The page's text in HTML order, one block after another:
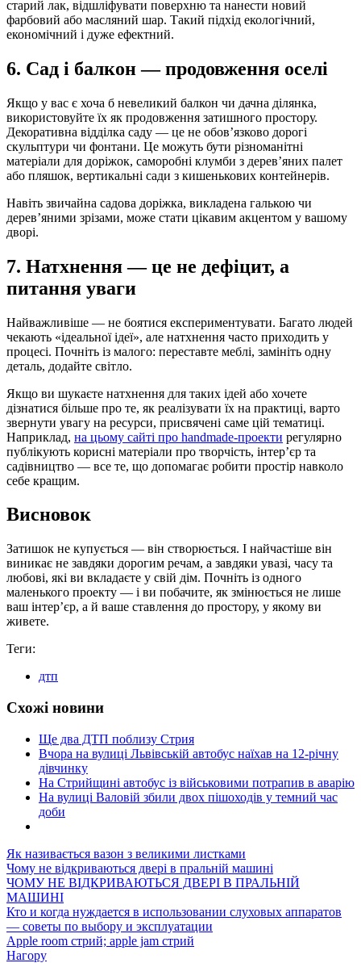
старий лак, відшліфувати поверхню та нанести новий
фарбовий або масляний шар. Такий підхід екологічний,
економічний і дуже ефектний.
6. Сад і балкон — продовження оселі
Якщо у вас є хоча б невеликий балкон чи дачна ділянка,
використовуйте їх як продовження затишного простору.
Декоративна відділка саду — це не обов’язково дорогі
скульптури чи фонтани. Це можуть бути різноманітні
матеріали для доріжок, саморобні клумби з дерев’яних палет
або пляшок, вертикальні сади з кишенькових контейнерів.
Навіть звичайна садова доріжка, викладена галькою чи
дерев’яними зрізами, може стати цікавим акцентом у вашому
дворі.
7. Натхнення — це не дефіцит, а
питання уваги
Найважливіше — не боятися експериментувати. Багато людей
чекають «ідеальної ідеї», але натхнення часто приходить у
процесі. Почніть із малого: переставте меблі, замініть одну
деталь, додайте світло.
Якщо ви шукаєте натхнення для таких ідей або хочете
дізнатися більше про те, як реалізувати їх на практиці, варто
звернути увагу на ресурси, присвячені саме цій тематиці.
Наприклад, на цьому сайті про handmade-проекти регулярно
публікують корисні матеріали про творчість, інтер’єр та
садівництво — все те, що допомагає робити простір навколо
себе кращим.
Висновок
Затишок не купується — він створюється. І найчастіше він
виникає не завдяки дорогим речам, а завдяки увазі, часу та
любові, які ви вкладаєте у свій дім. Почніть із одного
маленького проекту — і ви побачите, як змінюється не лише
ваш інтер’єр, а й ваше ставлення до простору, у якому ви
живете.
Теги:
дтп
Схожі новини
Ще два ДТП поблизу Стрия
Вчора на вулиці Львівській автобус наїхав на 12-річну
дівчинку
На Стрийщині автобус із військовими потрапив в аварію
На вулиці Валовій збили двох пішоходів у темний час
доби
Як називається вазон з великими листками
Чому не відкриваються двері в пральній машині
ЧОМУ НЕ ВІДКРИВАЮТЬСЯ ДВЕРІ В ПРАЛЬНІЙ
МАШИНІ
Кто и когда нуждается в использовании слуховых аппаратов
— советы по выбору и эксплуатации
Apple room стрий; apple jam стрий
Нагору